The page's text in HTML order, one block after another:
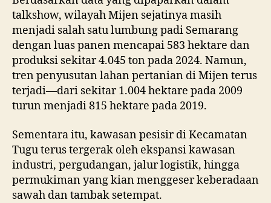
talkshow, wilayah Mijen sejatinya masih
menjadi salah satu lumbung padi Semarang
dengan luas panen mencapai 583 hektare dan
produksi sekitar 4.045 ton pada 2024. Namun,
tren penyusutan lahan pertanian di Mijen terus
terjadi—dari sekitar 1.004 hektare pada 2009
turun menjadi 815 hektare pada 2019.
Sementara itu, kawasan pesisir di Kecamatan
Tugu terus tergerak oleh ekspansi kawasan
industri, pergudangan, jalur logistik, hingga
permukiman yang kian menggeser keberadaan
sawah dan tambak setempat.